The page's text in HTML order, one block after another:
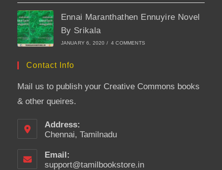
Ennai Maranthathen Ennuyire Novel
By Srikala
JANUARY 6, 2020 / 4 COMMENTS
Contact Info
Mail us to publish your Creative Commons books
& other queires.
Address:
Chennai, Tamilnadu
Email:
support@tamilbookstore.inOpens